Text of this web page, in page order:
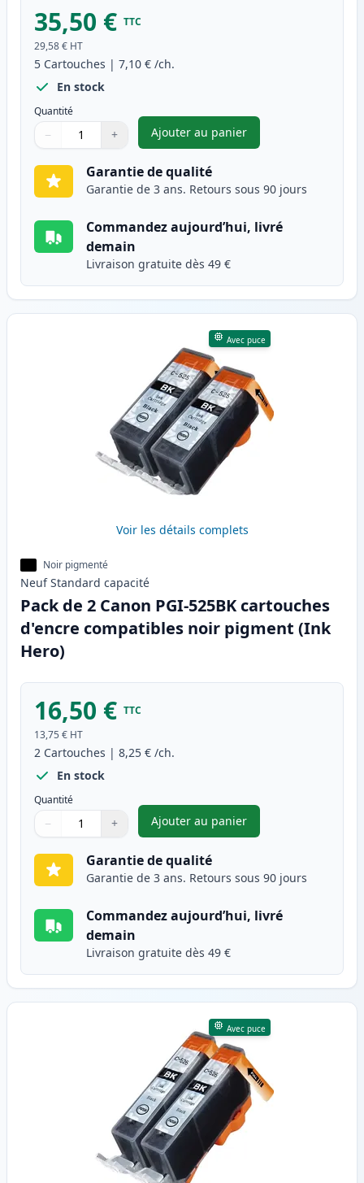
35,50 € TTC
29,58 € HT
5 Cartouches | 7,10 € /ch.
En stock
Quantité
Quantité
Utilisez les boutons pour ajuster
− +
Quantité
Ajouter au panier
,Pack de 5 Canon PGI-525 &
Garantie de qualité
Garantie de 3 ans. Retours sous 90 jours
Commandez aujourd’hui, livré
demain
Livraison gratuite dès 49 €
Avec puce
Voir les détails complets
Noir pigmenté
Neuf Standard capacité
Pack de 2 Canon PGI-525BK cartouches
d'encre compatibles noir pigment (Ink
Hero)
16,50 € TTC
13,75 € HT
2 Cartouches | 8,25 € /ch.
En stock
Quantité
Quantité
Utilisez les boutons pour ajuster
− +
Quantité
Ajouter au panier
,Pack de 2 Canon PGI-
Garantie de qualité
Garantie de 3 ans. Retours sous 90 jours
Commandez aujourd’hui, livré
demain
Livraison gratuite dès 49 €
Avec puce